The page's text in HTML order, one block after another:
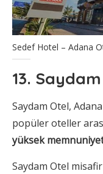
Sedef Hotel – Adana
13.
Saydam Otel,
popüler oteller
yüksek
Saydam Otel